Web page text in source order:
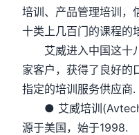
培训、产品管理培训，
十类上几百门的课程的
艾威进入中国这十
家客户，获得了良好的
指定的培训服务供应商.
● 艾威培训(Avtech
源于美国，始于1998.